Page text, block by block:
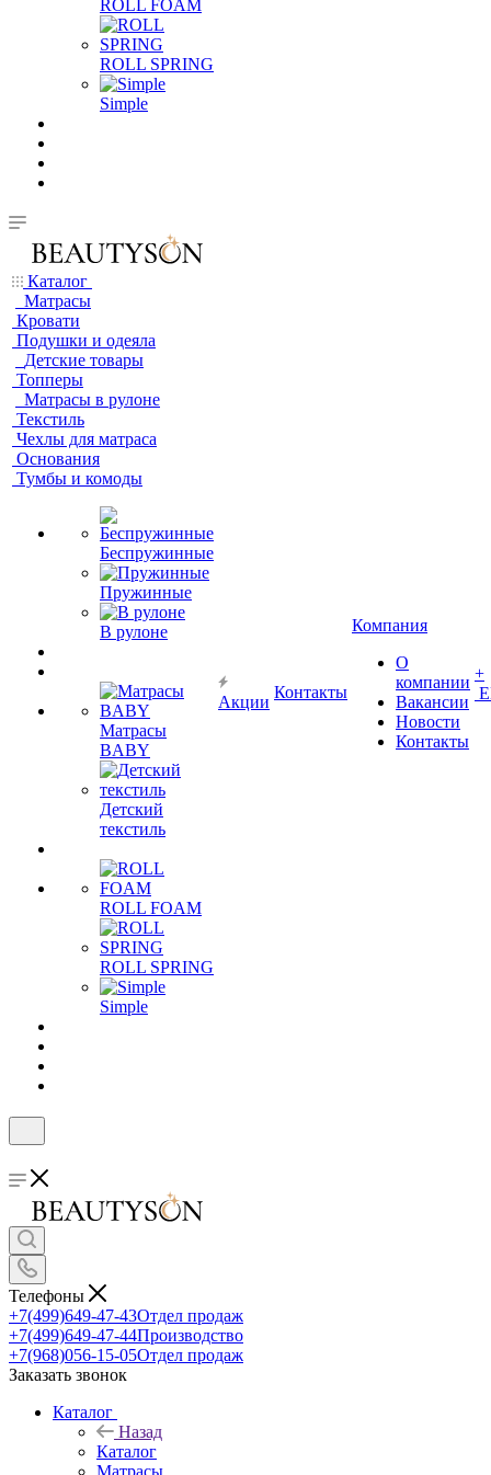
ROLL FOAM
ROLL SPRING
Simple
Каталог
Матрасы
Кровати
Подушки и одеяла
Детские товары
Топперы
Матрасы в рулоне
Текстиль
Чехлы для матраса
Основания
Тумбы и комоды
Беспружинные
Пружинные
В рулоне
Матрасы
BABY
Детский
текстиль
ROLL FOAM
ROLL SPRING
Simple
Акции
Контакты
Компания
О
компании
Вакансии
Новости
Контакты
+
Телефоны
+7(499)649-47-43Отдел продаж
+7(499)649-47-44Производство
+7(968)056-15-05Отдел продаж
Заказать звонок
Каталог
Назад
Каталог
Матрасы